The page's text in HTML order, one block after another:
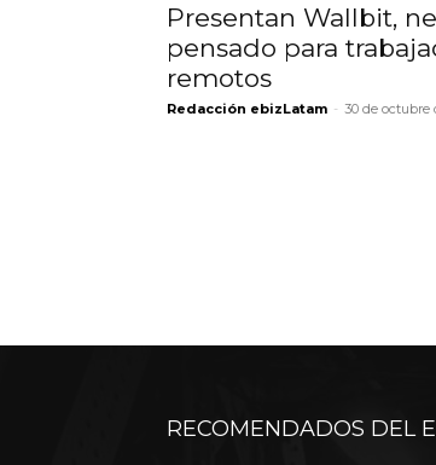
Presentan Wallbit,
pensado para
remotos
Redacción ebizLatam - 30 de octubre
RECOMENDADOS DEL